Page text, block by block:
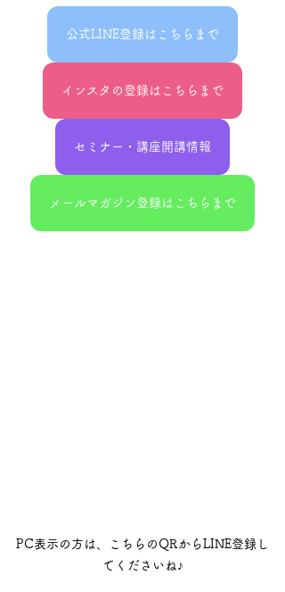
公式LINE登録はこちらまで
インスタの登録はこちらまで
セミナー・講座開講情報
メールマガジン登録はこちらまで
PC表示の方は、こちらのQRからLINE登録し
てくださいね♪